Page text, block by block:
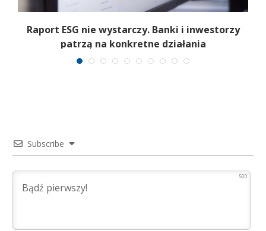
Raport ESG nie wystarczy. Banki i inwestorzy
patrzą na konkretne działania
Subscribe
500